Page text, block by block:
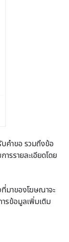
คำขอ รวมถึงข้อ
รรายละเอียดโดย
มาของโฆษณาจะ
รข้อมูลเพิ่มเติม